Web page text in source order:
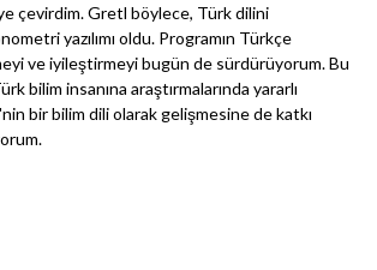
çevirdim. Gretl böylece, Türk dilini
yazılımı oldu. Programın Türkçe
ve iyileştirmeyi bugün de sürdürüyorum. Bu
bilim insanına araştırmalarında yararlı
bir bilim dili olarak gelişmesine de katkı